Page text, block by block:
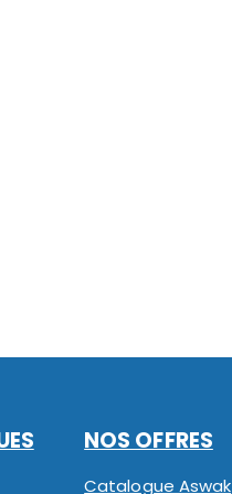
NOS OFFRES
Catalogue Aswak